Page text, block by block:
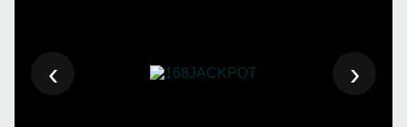
‹ ›